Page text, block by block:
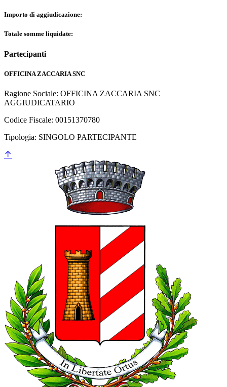
Importo di aggiudicazione:
Totale somme liquidate:
Partecipanti
OFFICINA ZACCARIA SNC
Ragione Sociale: OFFICINA ZACCARIA SNC
AGGIUDICATARIO
Codice Fiscale: 00151370780
Tipologia: SINGOLO PARTECIPANTE